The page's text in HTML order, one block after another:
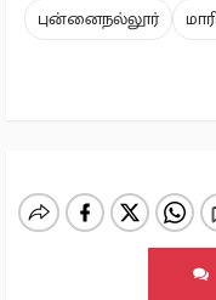
புன்னைநல்லூர்